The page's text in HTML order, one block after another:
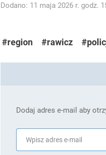
Dodano: 11 maja 2026 r. godz.
#region #rawicz
Dodaj adres e-mail aby